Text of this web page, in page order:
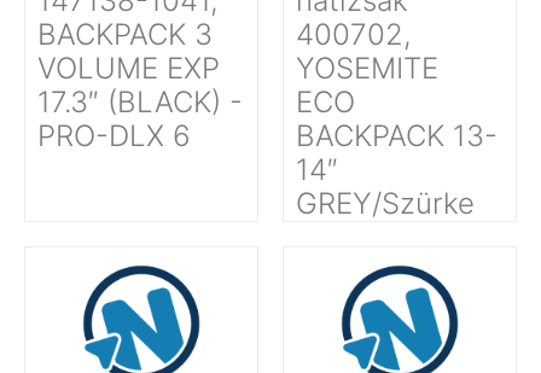
BACKPACK 3
VOLUME EXP
17.3″ (BLACK) -
PRO-DLX 6
400702,
YOSEMITE
ECO
BACKPACK 13-
14″
GREY/Szürke